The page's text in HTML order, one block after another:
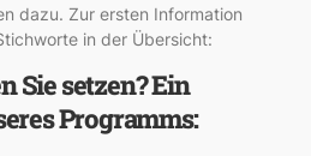
dazu. Zur ersten Information
in der Übersicht:
Sie setzen? Ein
Programms: